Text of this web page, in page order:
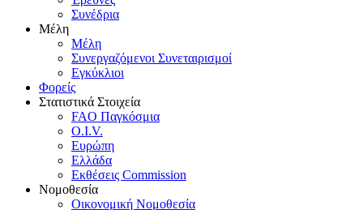
Συνέδρια
Μέλη
Mέλη
Συνεργαζόμενοι Συνεταιρισμοί
Εγκύκλιοι
Φορείς
Στατιστικά Στοιχεία
FAO Παγκόσμια
O.I.V.
Ευρώπη
Ελλάδα
Eκθέσεις Commission
Νομοθεσία
Οικονομική Νομοθεσία